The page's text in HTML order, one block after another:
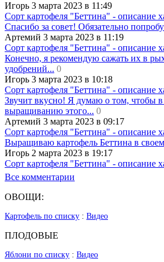
Игорь 3 марта 2023 в 11:49
Сорт картофеля "Беттина" - описание
Спасибо за совет! Обязательно
Артемий 3 марта 2023 в 11:19
Сорт картофеля "Беттина" - описание
Конечно, я рекомендую сажать их в
удобрений... 0
Игорь 3 марта 2023 в 10:18
Сорт картофеля "Беттина" - описание
Звучит вкусно! Я думаю о том, чтобы в
выращиванию этого... 0
Артемий 3 марта 2023 в 09:17
Сорт картофеля "Беттина" - описание
Выращиваю картофель Беттина в
Игорь 2 марта 2023 в 19:17
Сорт картофеля "Беттина" - описание
Все комментарии
ОВОЩИ:
Картофель по списку : Видео
ПЛОДОВЫЕ
Яблони по списку : Видео